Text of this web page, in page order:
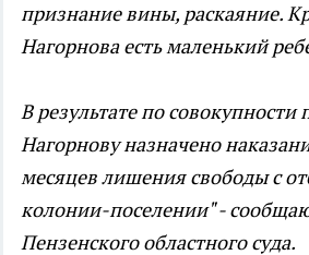
признание вины, раскаяние.
Нагорнова есть маленький
В результате по совокупности
Нагорнову назначено
месяцев лишения свободы с
колонии-поселении" -
Пензенского областного суда.